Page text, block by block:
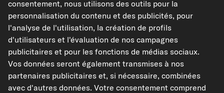
Juridique
Modes de paiement acceptés
consentement, nous utilisons des outils pour la
personnalisation du contenu et des publicités, pour
l'analyse de l'utilisation, la création de profils
d'utilisateurs et l'évaluation de nos campagnes
publicitaires et pour les fonctions de médias sociaux.
Vos données seront également transmises à nos
partenaires publicitaires et, si nécessaire, combinées
avec d'autres données. Votre consentement comprend